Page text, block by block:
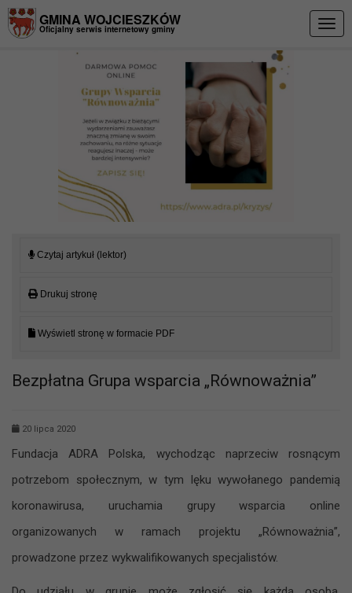
GMINA WOJCIESZKÓW
Oficjalny serwis internetowy gminy
Czytaj artykuł (lektor)
Drukuj stronę
Wyświetl stronę w formacie PDF
Bezpłatna Grupa wsparcia „Równoważnia”
20 lipca 2020
Fundacja ADRA Polska, wychodząc naprzeciw rosnącym
potrzebom społecznym, w tym lęku wywołanego pandemią
koronawirusa, uruchamia grupy wsparcia online
organizowanych w ramach projektu „Równoważnia”,
prowadzone przez wykwalifikowanych specjalistów.